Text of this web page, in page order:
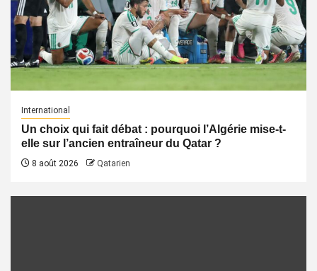
International
Un choix qui fait débat : pourquoi l’Algérie mise-t-
elle sur l’ancien entraîneur du Qatar ?
8 août 2026 Qatarien